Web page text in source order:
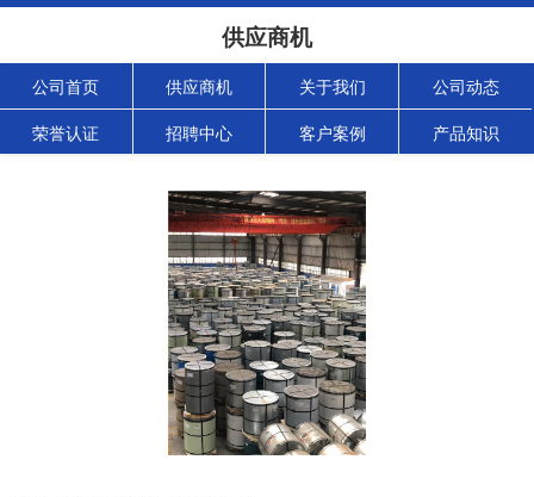
供应商机
公司首页 供应商机 关于我们 公司动态
荣誉认证 招聘中心 客户案例 产品知识